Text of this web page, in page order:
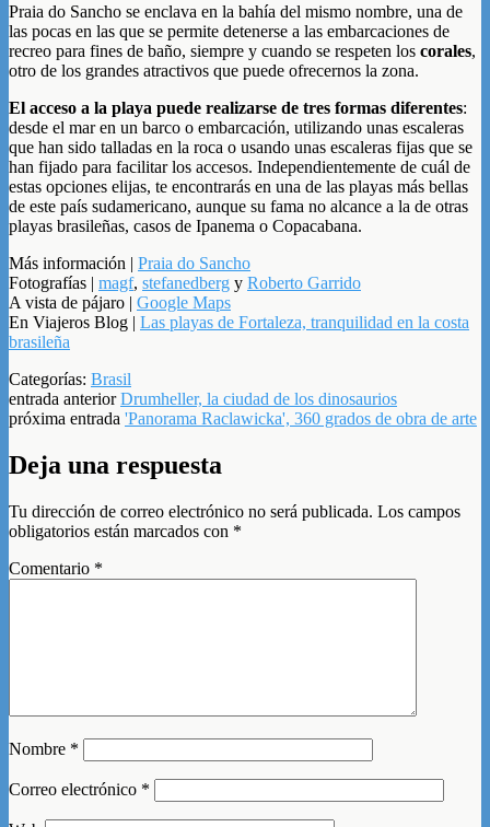
Praia do Sancho se enclava en la bahía del mismo nombre, una de
las pocas en las que se permite detenerse a las embarcaciones de
recreo para fines de baño, siempre y cuando se respeten los corales,
otro de los grandes atractivos que puede ofrecernos la zona.
El acceso a la playa puede realizarse de tres formas diferentes:
desde el mar en un barco o embarcación, utilizando unas escaleras
que han sido talladas en la roca o usando unas escaleras fijas que se
han fijado para facilitar los accesos. Independientemente de cuál de
estas opciones elijas, te encontrarás en una de las playas más bellas
de este país sudamericano, aunque su fama no alcance a la de otras
playas brasileñas, casos de Ipanema o Copacabana.
Más información | Praia do Sancho
Fotografías | magf, stefanedberg y Roberto Garrido
A vista de pájaro | Google Maps
En Viajeros Blog | Las playas de Fortaleza, tranquilidad en la costa
brasileña
Categorías: Brasil
entrada anteriorDrumheller, la ciudad de los dinosaurios
próxima entrada 'Panorama Raclawicka', 360 grados de obra de arte
Deja una respuesta
Tu dirección de correo electrónico no será publicada. Los campos
obligatorios están marcados con *
Comentario *
Nombre *
Correo electrónico *